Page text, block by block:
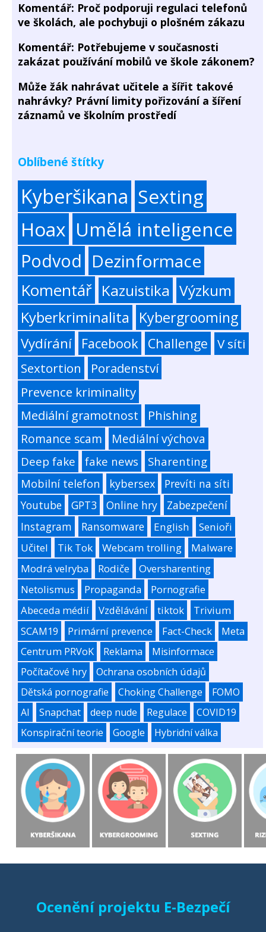
Komentář: Proč podporuji regulaci telefonů
ve školách, ale pochybuji o plošném zákazu
Komentář: Potřebujeme v současnosti
zakázat používání mobilů ve škole zákonem?
Může žák nahrávat učitele a šířit takové
nahrávky? Právní limity pořizování a šíření
záznamů ve školním prostředí
Oblíbené štítky
Kyberšikana Sexting
Hoax Umělá inteligence
Podvod Dezinformace
Komentář Kazuistika Výzkum
Kyberkriminalita Kybergrooming
Vydírání Facebook Challenge
V síti
Sextortion
Poradenství
Prevence kriminality
Mediální gramotnost
Phishing
Romance scam
Mediální výchova
Deep fake fake news Sharenting
Mobilní telefon kybersex
Prevíti na síti
Youtube
GPT3 Online hry
Zabezpečení
Instagram
Ransomware English
Senioři
Učitel
Tik Tok Webcam trolling
Malware
Modrá velryba
Rodiče
Oversharenting
Netolismus
Propaganda
Pornografie
Abeceda médií
Vzdělávání tiktok
Trivium
SCAM19
Primární prevence Fact-Check
Meta
Centrum PRVoK
Reklama
Misinformace
Počítačové hry
Ochrana osobních údajů
Dětská pornografie
Choking Challenge
FOMO
AI
Snapchat deep nude Regulace
COVID19
Konspirační teorie
Google Hybridní válka
Ocenění projektu E-Bezpečí